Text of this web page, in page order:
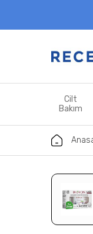
Cilt
Bakım